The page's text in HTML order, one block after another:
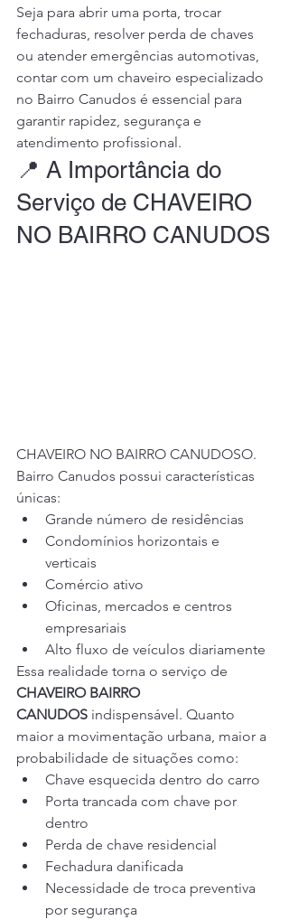
Seja para abrir uma porta, trocar
fechaduras, resolver perda de chaves
ou atender emergências automotivas,
contar com um chaveiro especializado
no Bairro Canudos é essencial para
garantir rapidez, segurança e
atendimento profissional.
📍 A Importância do
Serviço de CHAVEIRO
NO BAIRRO CANUDOS
CHAVEIRO NO BAIRRO CANUDOSO.
Bairro Canudos possui características
únicas:
Grande número de residências
Condomínios horizontais e
verticais
Comércio ativo
Oficinas, mercados e centros
empresariais
Alto fluxo de veículos diariamente
Essa realidade torna o serviço de
CHAVEIRO BAIRRO
CANUDOS indispensável. Quanto
maior a movimentação urbana, maior a
probabilidade de situações como:
Chave esquecida dentro do carro
Porta trancada com chave por
dentro
Perda de chave residencial
Fechadura danificada
Necessidade de troca preventiva
por segurança